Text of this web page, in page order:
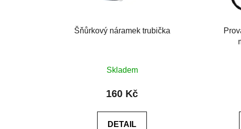
Šňůrkový náramek trubička
hodnocení
produktu
Skladem
160 Kč
DETAIL